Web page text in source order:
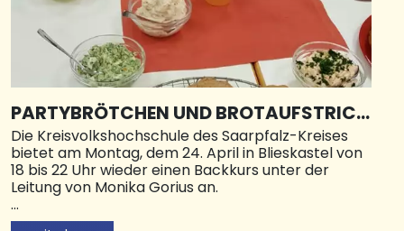
PARTYBRÖTCHEN UND BROTAUFSTRICH
E
Die Kreisvolkshochschule des Saarpfalz-Kreises
bietet am Montag, dem 24. April in Blieskastel von
18 bis 22 Uhr wieder einen Backkurs unter der
Leitung von Monika Gorius an.
In geselliger Runde werden Kartoffel-, Zwiebel-,